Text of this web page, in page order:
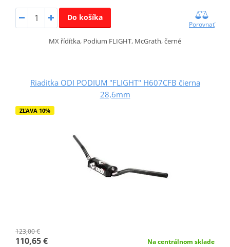
Do košíka
Porovnať
MX řídítka, Podium FLIGHT, McGrath, černé
Riaditka ODI PODIUM "FLIGHT" H607CFB čierna
28,6mm
ZĽAVA 10%
123,00 €
110,65 € Na centrálnom sklade